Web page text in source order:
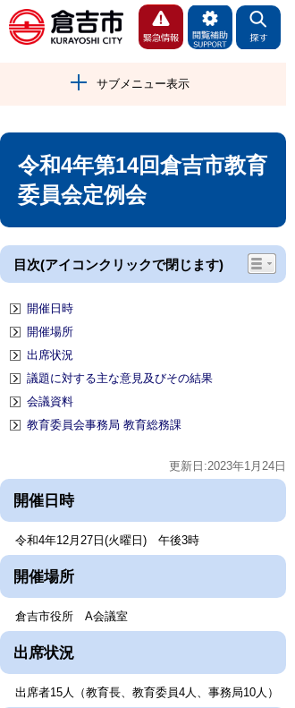
サブメニュー表示
令和4年第14回倉吉市教育
委員会定例会
目次(アイコンクリックで閉じます)
開催日時
開催場所
出席状況
議題に対する主な意見及びその結果
会議資料
教育委員会事務局 教育総務課
更新日:2023年1月24日
開催日時
令和4年12月27日(火曜日) 午後3時
開催場所
倉吉市役所 A会議室
出席状況
出席者15人（教育長、教育委員4人、事務局10人）